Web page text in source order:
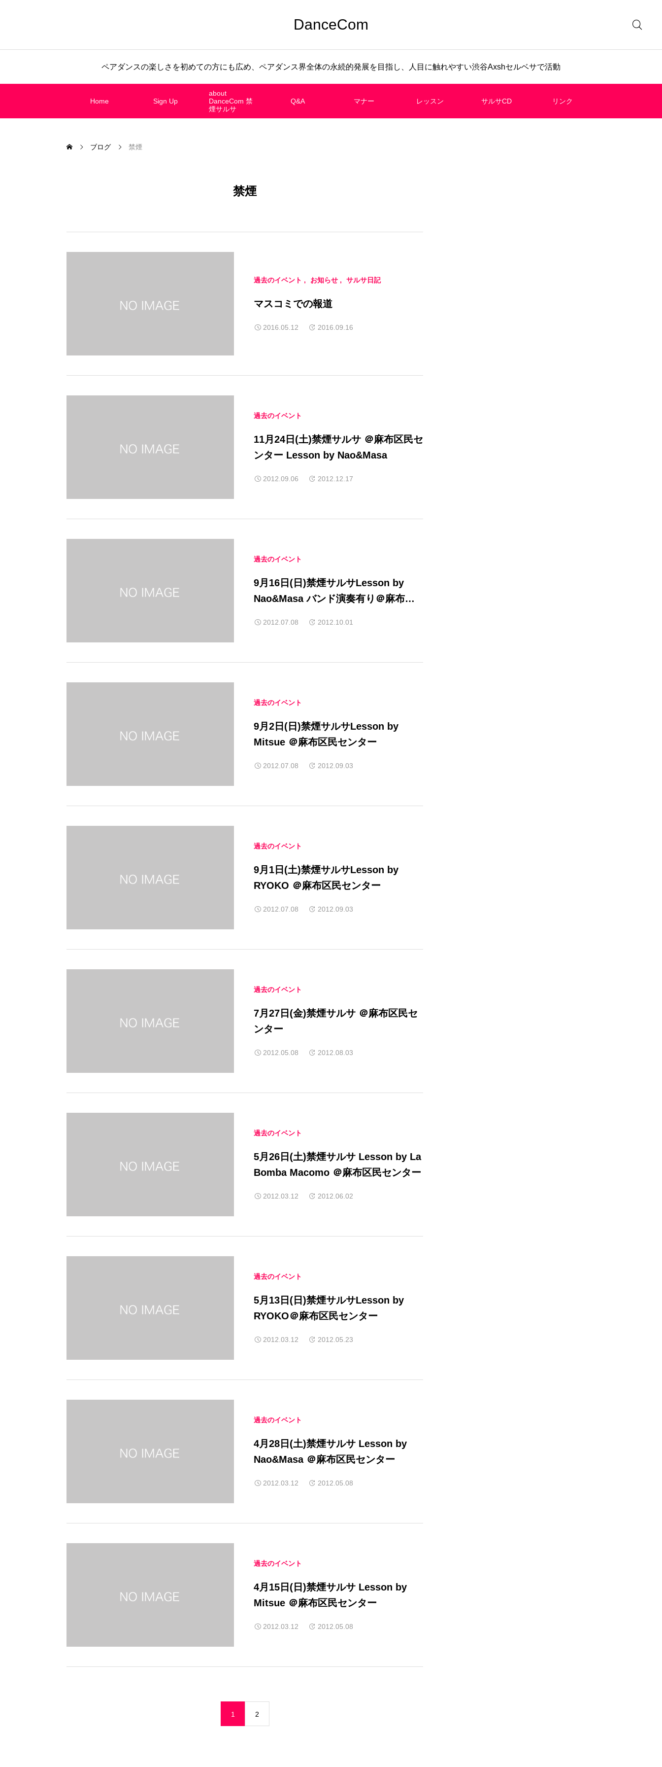
DanceCom
ペアダンスの楽しさを初めての方にも広め、ペアダンス界全体の永続的発展を目指し、人目に触れやすい渋谷Axshセルベサで活動
Home Sign Up
about
DanceCom 禁
煙サルサ
Q&A マナー レッスン サルサCD リンク
ブログ 禁煙
禁煙
過去のイベント お知らせ サルサ日記
マスコミでの報道
2016.05.12 2016.09.16
過去のイベント
11月24日(土)禁煙サルサ ＠麻布区民セ
ンター Lesson by Nao&Masa
2012.09.06 2012.12.17
過去のイベント
9月16日(日)禁煙サルサLesson by
Nao&Masa バンド演奏有り＠麻布区
2012.07.08 2012.10.01
過去のイベント
9月2日(日)禁煙サルサLesson by
Mitsue ＠麻布区民センター
2012.07.08 2012.09.03
過去のイベント
9月1日(土)禁煙サルサLesson by
RYOKO ＠麻布区民センター
2012.07.08 2012.09.03
過去のイベント
7月27日(金)禁煙サルサ ＠麻布区民セ
ンター
2012.05.08 2012.08.03
過去のイベント
5月26日(土)禁煙サルサ Lesson by La
Bomba Macomo ＠麻布区民センター
2012.03.12 2012.06.02
過去のイベント
5月13日(日)禁煙サルサLesson by
RYOKO＠麻布区民センター
2012.03.12 2012.05.23
過去のイベント
4月28日(土)禁煙サルサ Lesson by
Nao&Masa ＠麻布区民センター
2012.03.12 2012.05.08
過去のイベント
4月15日(日)禁煙サルサ Lesson by
Mitsue ＠麻布区民センター
2012.03.12 2012.05.08
1 2